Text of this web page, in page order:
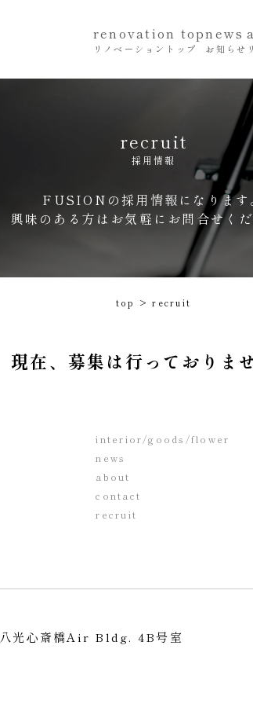
renovation top
リノベーショントップ
news
お知らせ
recruit
採用情報
FUSIONの採用情報になります
興味のある方はお気軽にお問合せくだ
top > recruit
現在、募集は行っておりませ
interior/goods/flower
news
about
contact
recruit
八光心斎橋Air Bldg. 4B号室